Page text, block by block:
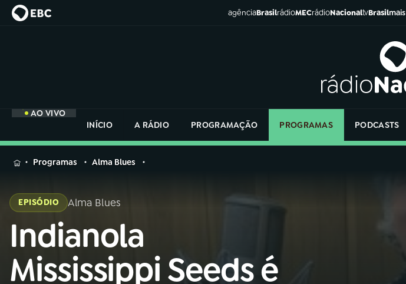
agênciaBrasilrádioMECrádioNacionaltvBrasilmais
AO VIVO
INÍCIO
A RÁDIO PROGRAMAÇÃO PROGRAMAS PODCASTS
MENU
Buscar
na
Rádio
Nacional
AO VIVO
na
Rádio
Programas Alma Blues
EPISÓDIO Alma Blues
Indianola
Mississippi Seeds é